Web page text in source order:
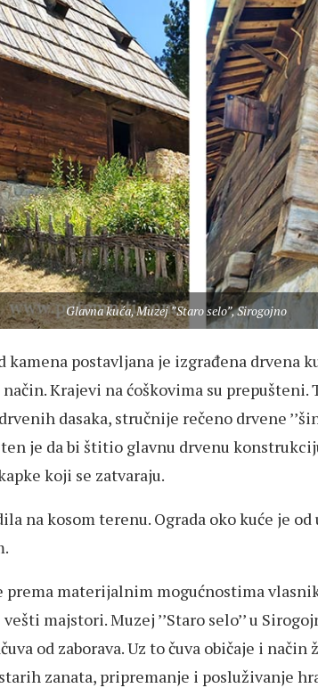
Glavna kuća, Muzej ”Staro selo”, Sirogojno
postavljana je izgrađena drvena
Krajevi na ćoškovima su prepušteni.
dasaka, stručnije rečeno drvene
je da bi štitio glavnu drvenu
koji se zatvaraju.
na kosom terenu. Ograda oko kuće je
prema materijalnim mogućnostima
majstori. Muzej ’’Staro selo’’ u
od zaborava. Uz to čuva običaje i način
zanata, pripremanje i posluživanje